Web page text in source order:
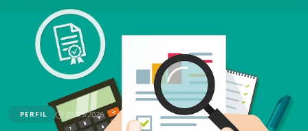
PERFIL 29/05/2026